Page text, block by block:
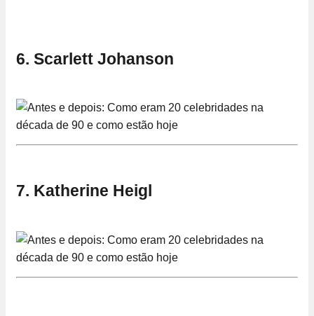
6. Scarlett Johanson
7. Katherine Heigl